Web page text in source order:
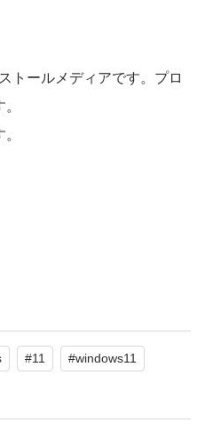
トールメディアです。プロ
一切かかりません。
すので、機種変更時も安心
、サポートいたします。
#11 #windows11